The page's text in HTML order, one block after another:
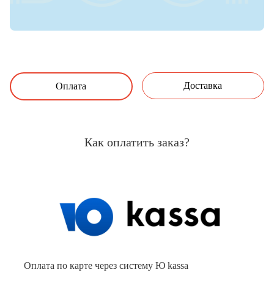
Оплата Доставка
Как оплатить заказ?
Оплата по карте через систему Ю kassa